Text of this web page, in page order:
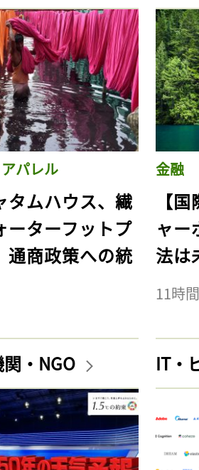
パレル
タムハウス、繊
ーターフットプ
通商政策への統
金融
【
ャー
法は
11時
・NGO IT・